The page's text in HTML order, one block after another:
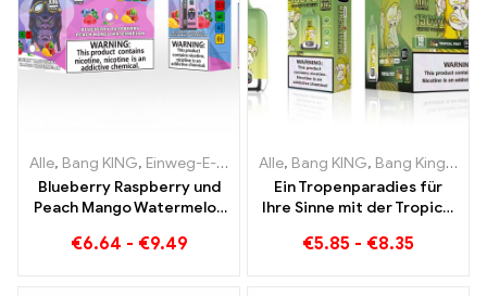
Alle, Bang KING, Einweg-E-Zigaretten Litauen ,Einweg-E-
Blueberry Raspberry und
Peach Mango Watermelon
Puffs EINWEG E-
€6.64 - €9.49
Alle, Bang KING, Bang King Smart Screen 15000 Puff
Ein Tropenparadies für
Ihre Sinne mit der Tropical
Screen 15000 Puff
€5.85 - €8.35